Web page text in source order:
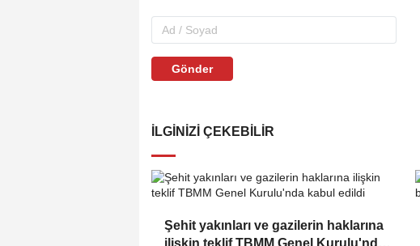
Gönder
İLGINIZI ÇEKEBILIR
Şehit yakınları ve gazilerin haklarına
ilişkin teklif TBMM Genel Kurulu'nda